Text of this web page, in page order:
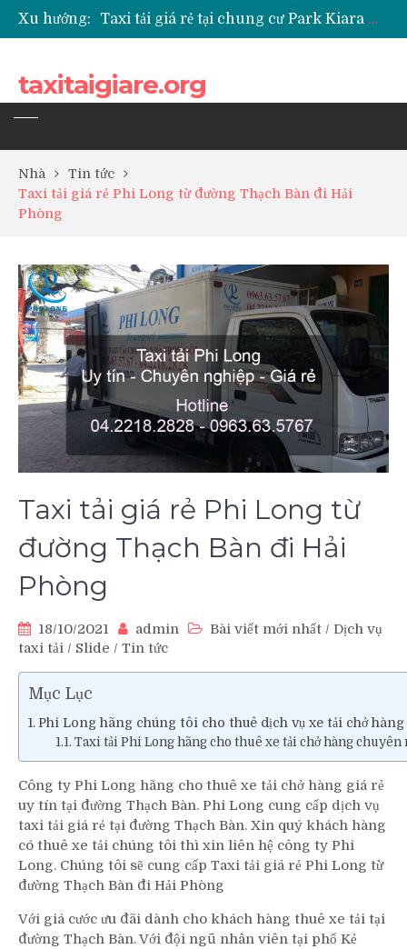
Xu hướng:
Taxi tải giá rẻ tại chung cư Park Kiara Hà Đông
Taxi tải giá rẻ tại chung cư Grande Park Phú Lãm
taxitaigiare.org
Nhà
Tin tức
Taxi tải giá rẻ Phi Long từ đường Thạch Bàn đi Hải
Phòng
Taxi tải giá rẻ Phi Long từ
đường Thạch Bàn đi Hải
Phòng
18/10/2021 admin Bài viết mới nhất / Dịch vụ
taxi tải / Slide / Tin tức
Mục Lục
Phi Long hãng chúng tôi cho thuê dịch vụ xe tải chở
Taxi tải Phi Long hãng cho thuê xe tải chở hàng chuyên
Công ty Phi Long hãng cho thuê xe tải chở hàng giá rẻ
uy tín tại đường Thạch Bàn. Phi Long cung cấp dịch vụ
taxi tải giá rẻ tại đường Thạch Bàn. Xin quý khách hàng
có thuê xe tải chúng tôi thì xin liên hệ công ty Phi
Long. Chúng tôi sẽ cung cấp Taxi tải giá rẻ Phi Long từ
đường Thạch Bàn đi Hải Phòng
Với giá cước ưu đãi dành cho khách hàng thuê xe tải tại
đường Thạch Bàn. Với đội ngũ nhân viên tại phố Kẻ